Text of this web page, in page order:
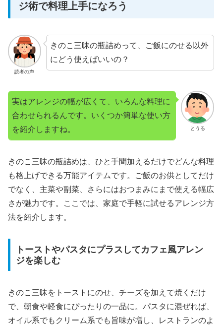
ジ術で料理上手になろう
読者の声
きのこ三昧の瓶詰めって、ご飯にのせる以外
にどう使えばいいの？
とうる
実はアレンジの幅が広くて、いろんな料理に
合わせられるんです。いくつか簡単な使い方
を紹介しますね。
きのこ三昧の瓶詰めは、ひと手間加えるだけでどんな料理
も格上げできる万能アイテムです。ご飯のお供としてだけ
でなく、主菜や副菜、さらにはおつまみにまで使える幅広
さが魅力です。ここでは、家庭で手軽に試せるアレンジ方
法を紹介します。
トーストやパスタにプラスしてカフェ風アレン
ジを楽しむ
きのこ三昧をトーストにのせ、チーズを加えて焼くだけ
で、朝食や軽食にぴったりの一品に。パスタに混ぜれば、
オイル系でもクリーム系でも旨味が増し、レストランのよ